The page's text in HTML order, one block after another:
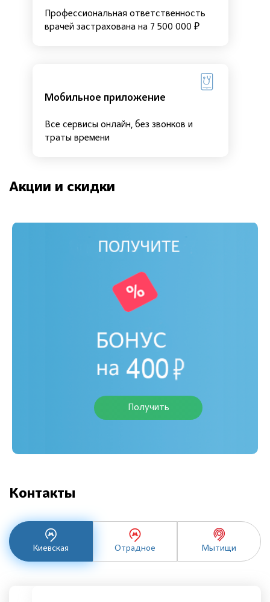
Профессиональная ответственность
врачей застрахована на 7 500 000 ₽
Мобильное приложение
Все сервисы онлайн, без звонков и
траты времени
Акции и скидки
Получить
Контакты
Киевская Отрадное Мытищи